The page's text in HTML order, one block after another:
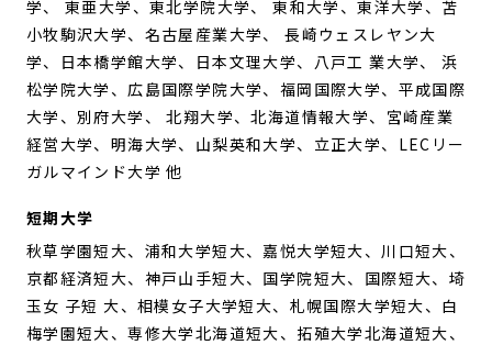
学、 東亜大学、東北学院大学、 東和大学、東洋大学、苫
小牧駒沢大学、名古屋産業大学、 長崎ウェスレヤン大
学、日本橋学館大学、日本文理大学、八戸工 業大学、 浜
松学院大学、広島国際学院大学、福岡国際大学、平成国際
大学、別府大学、 北翔大学、北海道情報大学、宮崎産業
経営大学、明海大学、山梨英和大学、立正大学、LECリー
ガルマインド大学 他
短期大学
秋草学園短大、浦和大学短大、嘉悦大学短大、川口短大、
京都経済短大、神戸山手短大、国学院短大、国際短大、埼
玉女 子短 大、相模女子大学短大、札幌国際大学短大、白
梅学園短大、専修大学北海道短大、拓殖大学北海道短大、